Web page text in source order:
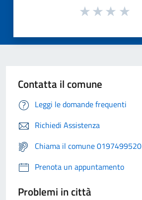
Contatta il comune
Leggi le domande frequenti
Richiedi Assistenza
Chiama il comune 0197499520
Prenota un appuntamento
Problemi in città